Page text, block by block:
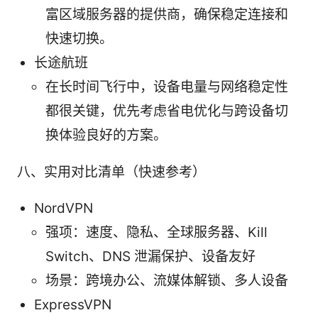
富区域服务器的提供商，确保稳定连接和
快速切换。
长途航班
在长时间飞行中，设备电量与网络稳定性
都很关键，优先考虑省电优化与跨设备切
换体验良好的方案。
八、实用对比清单（快速参考）
NordVPN
强项：速度、隐私、全球服务器、Kill
Switch、DNS 泄漏保护、设备友好
场景：跨境办公、流媒体解锁、多人设备
ExpressVPN